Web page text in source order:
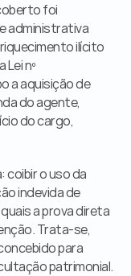
foi
administrativa
ilícito
Lei nº
a aquisição de
do agente,
do cargo,
coibir o uso da
indevida de
a prova direta
Trata-se,
para
patrimonial.